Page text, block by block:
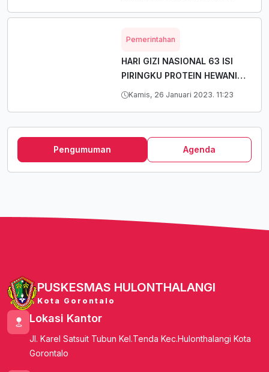
Pemerintahan
HARI GIZI NASIONAL 63 ISI
PIRINGKU PROTEIN HEWANI
CEGAH STUNTING
Kamis, 26 Januari 2023. 11:23
Pengumuman Agenda
PUSKESMAS HULONTHALANGI
Kota Gorontalo
Lokasi Kantor
Jl. Karel Satsuit Tubun Kel.Tenda Kec.Hulonthalangi Kota
Gorontalo